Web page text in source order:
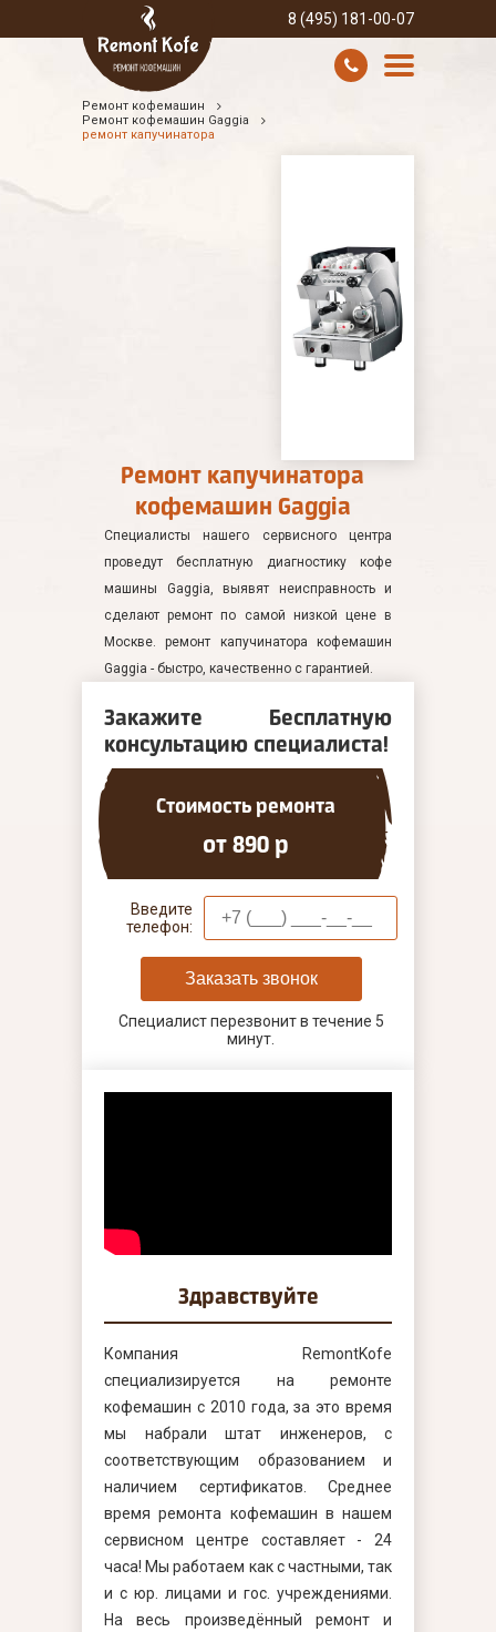
8 (495) 181-00-07
УСЛУГИ И ЦЕНЫ
Ремонт кофемашин
Ремонт кофемашин Gaggia
ремонт капучинатора
Ремонт капучинатора
кофемашин Gaggia
Специалисты нашего сервисного центра
проведут бесплатную диагностику кофе
машины Gaggia, выявят неисправность и
сделают ремонт по самой низкой цене в
Москве. ремонт капучинатора кофемашин
Gaggia - быстро, качественно с гарантией.
Закажите Бесплатную
консультацию специалиста!
Стоимость ремонта
от 890 р
Введите
телефон:
Заказать звонок
Специалист перезвонит в течение 5
минут.
Здравствуйте
Компания RemontKofe
специализируется на ремонте
кофемашин с 2010 года, за это время
мы набрали штат инженеров, с
соответствующим образованием и
наличием сертификатов. Среднее
время ремонта кофемашин в нашем
сервисном центре составляет - 24
часа! Мы работаем как с частными, так
и с юр. лицами и гос. учреждениями.
На весь произведённый ремонт и